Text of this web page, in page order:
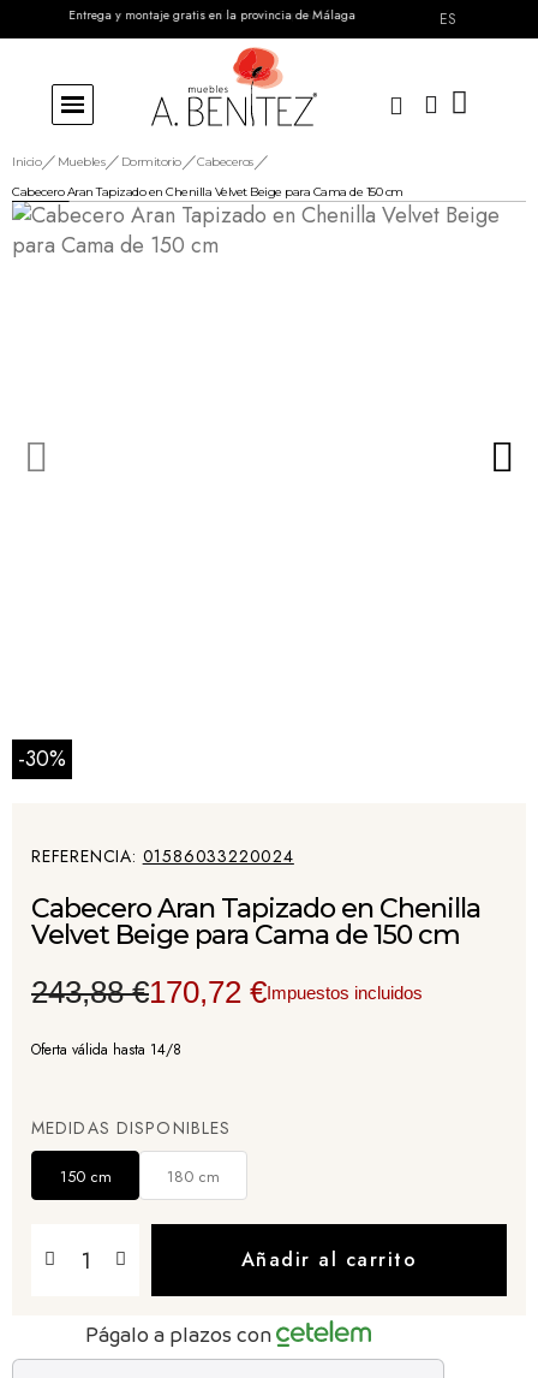
Entrega y montaje gratis en la provincia de Málaga
Envíos a toda España ES
Inicio Muebles Dormitorio
Cabeceros
Cabecero Aran Tapizado en Chenilla Velvet Beige para Cama de 150 cm
-30%
REFERENCIA 01586033220024
Cabecero Aran Tapizado en Chenilla
Velvet Beige para Cama de 150 cm
243,88 €170,72 €Impuestos incluidos
Oferta válida hasta 14/8
MEDIDAS DISPONIBLES
150 cm 180 cm
Añadir al carrito
Págalo a plazos con